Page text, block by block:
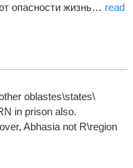
опасности жизнь… read
oblastes\states\
in prison also.
Abhasia not R\region